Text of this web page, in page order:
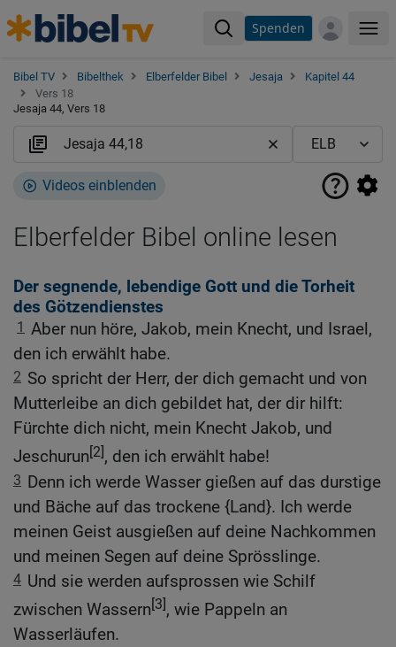
Spenden
Bibel TV Bibelthek Elberfelder Bibel Jesaja
Kapitel 44
Vers 18
Jesaja 44, Vers 18
Videos einblenden
Elberfelder Bibel online lesen
Der segnende, lebendige Gott und die Torheit
des Götzendienstes
1 Aber nun höre, Jakob, mein Knecht, und Israel,
den ich erwählt habe.
2 So spricht der Herr, der dich gemacht und von
Mutterleibe an dich gebildet hat, der dir hilft:
Fürchte dich nicht, mein Knecht Jakob, und
Jeschurun[2], den ich erwählt habe!
3 Denn ich werde Wasser gießen auf das durstige
und Bäche auf das trockene {Land}. Ich werde
meinen Geist ausgießen auf deine Nachkommen
und meinen Segen auf deine Sprösslinge.
4 Und sie werden aufsprossen wie Schilf
zwischen Wassern[3], wie Pappeln an
Wasserläufen.